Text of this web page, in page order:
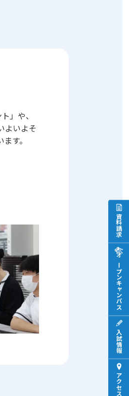
」や、
よいよそ
す。
資料請求
オープンキャンパス
入試情報
アクセス